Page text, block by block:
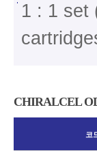
1 : 1 set
CHIRALCEL
코